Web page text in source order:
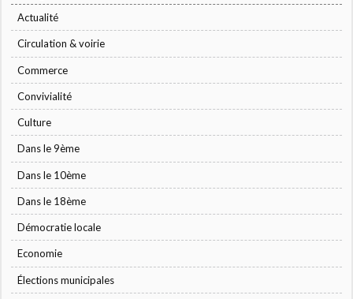
Actualité
Circulation & voirie
Commerce
Convivialité
Culture
Dans le 9ème
Dans le 10ème
Dans le 18ème
Démocratie locale
Economie
Élections municipales